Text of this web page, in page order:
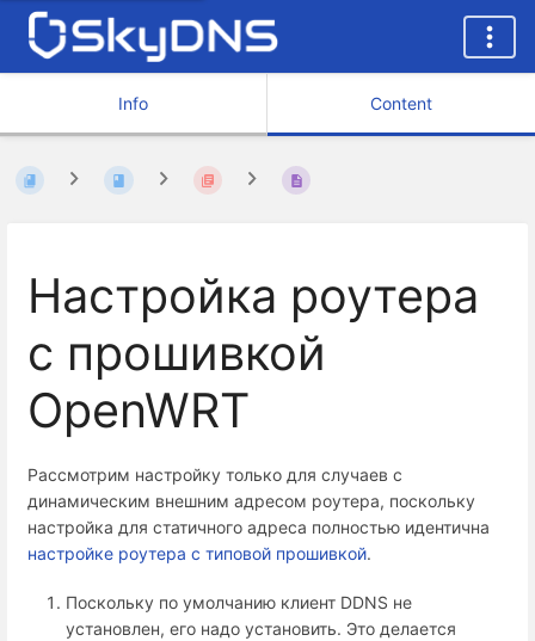
Info Content
Настройка роутера
с прошивкой
OpenWRT
Рассмотрим настройку только для случаев с
динамическим внешним адресом роутера, поскольку
настройка для статичного адреса полностью идентична
настройке роутера с типовой прошивкой.
Поскольку по умолчанию клиент DDNS не
установлен, его надо установить. Это делается